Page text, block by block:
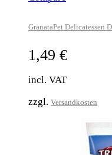
GranataPet Delicatessen
1,49 €
incl. VAT
zzgl. Versandkosten